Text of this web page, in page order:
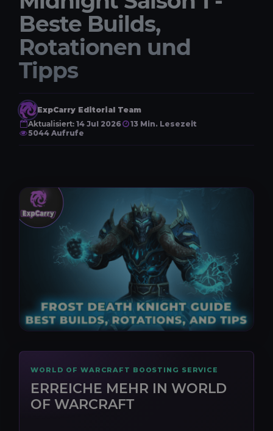
Beste Builds,
Rotationen und
Tipps
ExpCarry Editorial Team
Aktualisiert: 14 Jul 2026
13 Min. Lesezeit
5044 Aufrufe
WORLD OF WARCRAFT BOOSTING SERVICE
ERREICHE MEHR IN WORLD
OF WARCRAFT